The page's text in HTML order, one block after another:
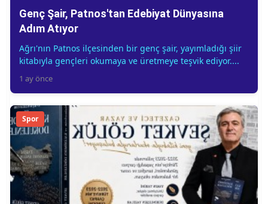
Genç Şair, Patnos'tan Edebiyat Dünyasına
Adım Atıyor
Ağrı'nın Patnos ilçesinden bir genç şair, yayımladığı şiir
kitabıyla gençleri okumaya ve üretmeye teşvik ediyor....
1 ay önce
Spor